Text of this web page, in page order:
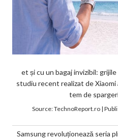
et și cu un bagaj invizibil:
studiu recent realizat de
tem de
Source:TechnoReport.ro|
Samsung revoluționează seria